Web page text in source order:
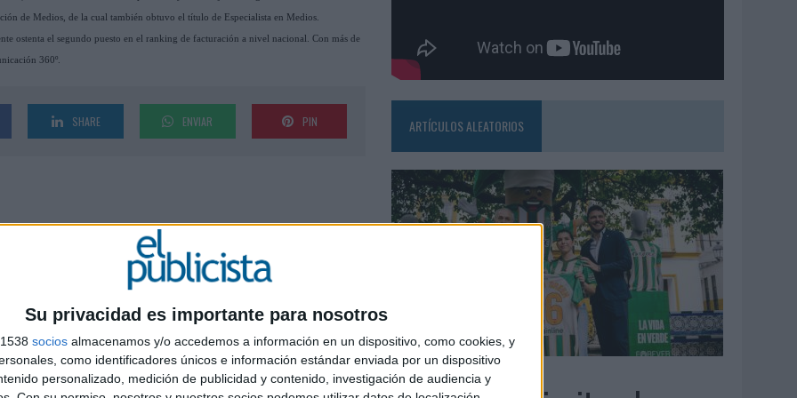
Su privacidad es importante para nosotros
socios almacenamos y/o accedemos a información en un dispositivo, como cookies, y
como identificadores únicos e información estándar enviada por un dispositivo
personalizado, medición de publicidad y contenido, investigación de audiencia y
A PRUEBA LA CREATIVIDAD DE LAS MARCAS
de Medios, de la cual también obtuvo el título de Especialista en Medios.
ostenta el segundo puesto en el ranking de facturación a nivel nacional. Con más de
360º.
SHARE ENVIAR PIN ARTÍCULOS ALEATORIOS
03/08/2026